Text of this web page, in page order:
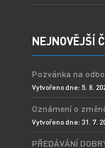
NEJNOVĚJŠÍ
Pozvánka na
Vytvořeno dne: 5. 8.
Oznámení o
Vytvořeno dne: 31. 7.
PŘEDÁVÁNÍ